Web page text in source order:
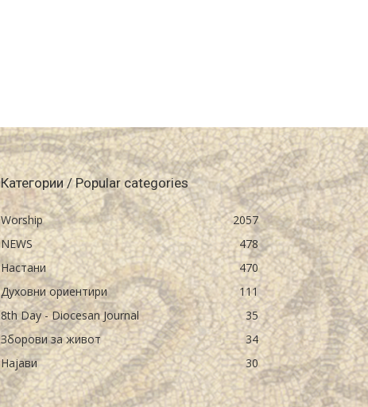
Категории / Popular categories
Worship
2057
NEWS
478
Настани
470
Духовни ориентири
111
8th Day - Diocesan Journal
35
Зборови за живот
34
Најави
30